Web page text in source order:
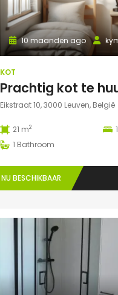
10 maanden ago
KOT
Eikstraat 10, 3000 Leuven, België
21 m2 1
1 Bathroom
NU BESCHIKBAAR